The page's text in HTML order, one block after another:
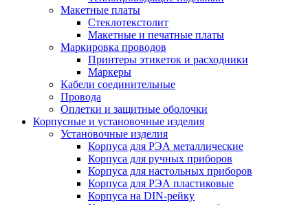
Макетные платы
Стеклотекстолит
Макетные и печатные платы
Маркировка проводов
Принтеры этикеток и расходники
Маркеры
Кабели соединительные
Провода
Оплетки и защитные оболочки
Корпусные и установочные изделия
Установочные изделия
Корпуса для РЭА металлические
Корпуса для ручных приборов
Корпуса для настольных приборов
Корпуса для РЭА пластиковые
Корпуса на DIN-рейку